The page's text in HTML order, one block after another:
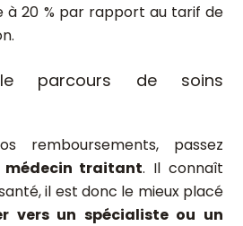
à 20 % par rapport au tarif de
le parcours de soins
remboursements, passez
médecin traitant. Il connaît
il est donc le mieux placé
vers un spécialiste ou un